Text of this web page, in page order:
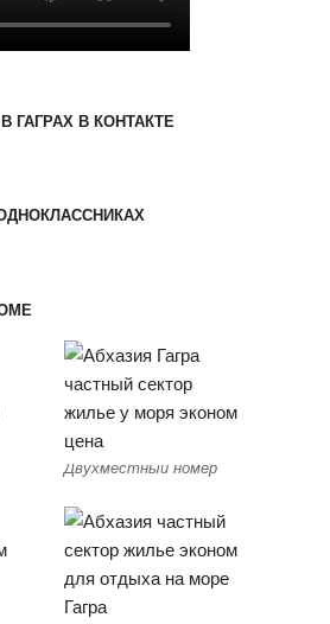
В КОНТАКТЕ
Двухместный номер